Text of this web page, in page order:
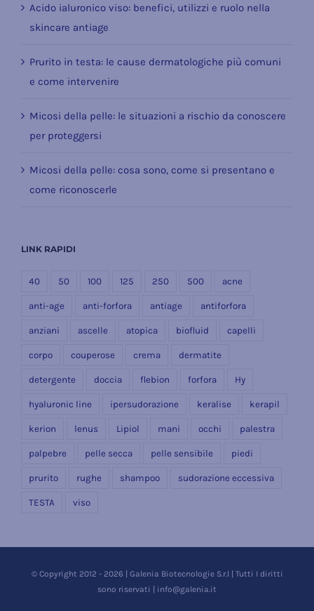
Acido ialuronico viso: benefici, utilizzi e ruolo nella
skincare antiage
Prurito in testa: le cause dermatologiche più comuni
e come intervenire
Micosi della pelle: le situazioni a rischio da conoscere
per proteggersi
Micosi della pelle: cosa sono, come si presentano e
come riconoscerle
LINK RAPIDI
40 50 100 125 250 500 acne
anti-age anti-forfora antiage antiforfora
anziani ascelle atopica biofluid capelli
corpo couperose crema dermatite
detergente doccia flebion forfora Hy
hyaluronic line ipersudorazione keralise kerapil
kerion lenus Lipiol mani occhi palestra
palpebre pelle secca pelle sensibile piedi
prurito rughe shampoo sudorazione eccessiva
TESTA viso
© Copyright 2012 - 2026 | Galenia Biotecnologie S.r.l | Tutti I diritti
sono riservati | info@galenia.it